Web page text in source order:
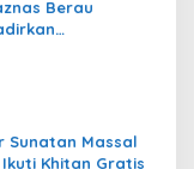
Anak
Sunatan Massal
Khitan Gratis